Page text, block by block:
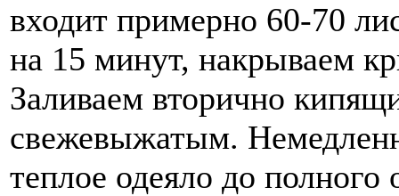
входит примерно 60-70
на 15 минут, накрываем
Заливаем вторично
свежевыжатым.
теплое одеяло до